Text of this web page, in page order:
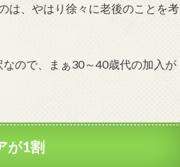
は、やはり徐々に老後のことを考
ので、まぁ30～40歳代の加入が
が1割